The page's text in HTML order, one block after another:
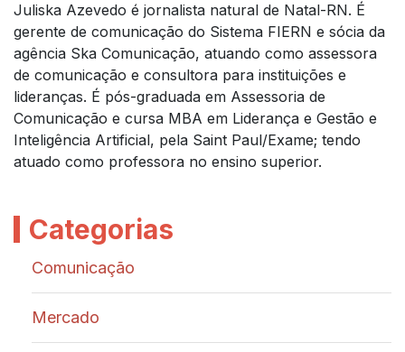
Juliska Azevedo é jornalista natural de Natal-RN. É
gerente de comunicação do Sistema FIERN e sócia da
agência Ska Comunicação, atuando como assessora
de comunicação e consultora para instituições e
lideranças. É pós-graduada em Assessoria de
Comunicação e cursa MBA em Liderança e Gestão e
Inteligência Artificial, pela Saint Paul/Exame; tendo
atuado como professora no ensino superior.
Categorias
Comunicação
Mercado